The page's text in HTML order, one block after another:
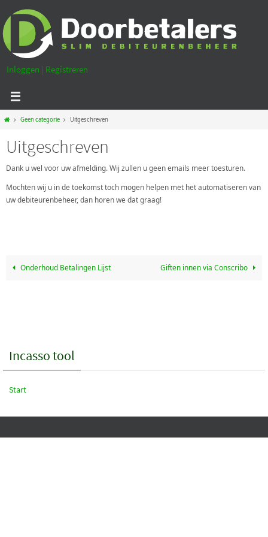
naar
de
inhoud
Inloggen Registreren
HomeGeen categorie Uitgeschreven
Uitgeschreven
Dank u wel voor uw afmelding. Wij zullen u geen emails meer toesturen.
Mochten wij u in de toekomst toch mogen helpen met het automatiseren van
uw debiteurenbeheer, dan horen we dat graag!
Onderhoud Betalingen Lijst Giften innen via Conscribo
Incasso tool
Start